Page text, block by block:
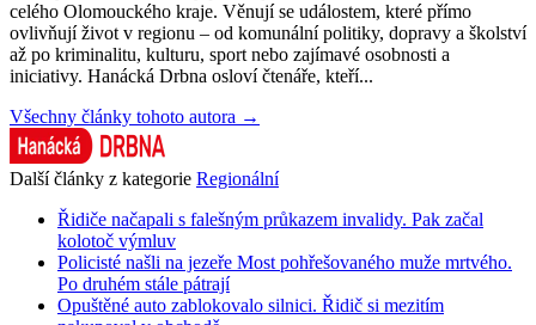
celého Olomouckého kraje. Věnují se událostem, které přímo
ovlivňují život v regionu – od komunální politiky, dopravy a školství
až po kriminalitu, kulturu, sport nebo zajímavé osobnosti a
iniciativy. Hanácká Drbna osloví čtenáře, kteří...
Všechny články tohoto autora →
Další články z kategorie Regionální
Řidiče načapali s falešným průkazem invalidy. Pak začal
kolotoč výmluv
Policisté našli na jezeře Most pohřešovaného muže mrtvého.
Po druhém stále pátrají
Opuštěné auto zablokovalo silnici. Řidič si mezitím